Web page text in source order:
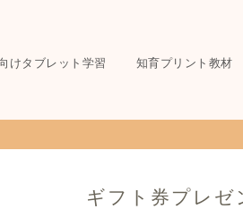
けタブレット学習 知育プリント教材
ギフト券プレゼ